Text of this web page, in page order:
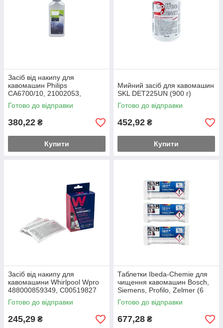
Засіб від накипу для
кавомашин Philips
CA6700/10, 21002053,
21001030 250 мл, BOX
Готово до відправки
380,22 ₴
Купити
Мийний засіб для кавомашин
SKL DET225UN (900 г)
Готово до відправки
452,92 ₴
Купити
Засіб від накипу для
кавомашини Whirlpool Wpro
488000859349, C00519827
(3х25 г)
Готово до відправки
245,29 ₴
Таблетки Ibeda-Chemie для
чищення кавомашин Bosch,
Siemens, Profilo, Zelmer (6
штук)
Готово до відправки
677,28 ₴